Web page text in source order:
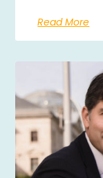
Read More